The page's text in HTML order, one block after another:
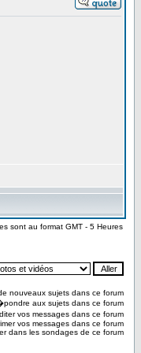
sont au format GMT - 5 Heures
nouveaux sujets dans ce forum
aux sujets dans ce forum
vos messages dans ce forum
vos messages dans ce forum
dans les sondages de ce forum